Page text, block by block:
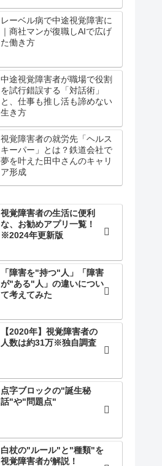
レーベル病で中途視覚障害に
｜商社マンが復職しAIで広げ
た働き方
中途視覚障害者が職場で役割
を試行錯誤する「対話術」
と、仕事も推し活も諦めない
生き方
視覚障害者の就労先「ヘルス
キーパー」とは？鉄道会社で
夢を叶えた田中さんのキャリ
ア形成
視覚障害者の生活に便利
な、お勧めアプリ一覧！
※2024年更新版
「障害を"持つ"人」「障害
が"ある"人」の違いについ
て考えてみた
【2020年】視覚障害者の
人数は約31万※独自調査
点字ブロックの"誕生秘
話"や"問題点"
白杖の"ルール"と"種類"を
視覚障害者が解説！